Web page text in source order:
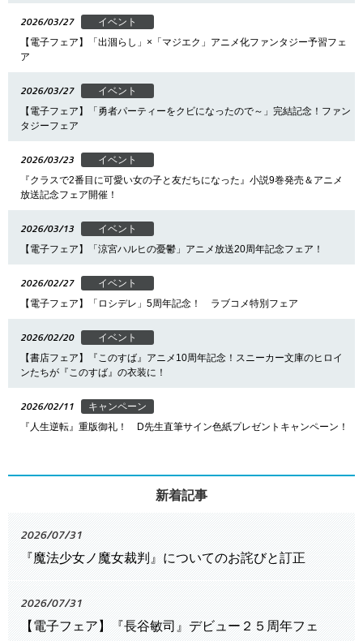
2026/03/27
イベント
【電子フェア】「出涸らし」×「マジエク」アニメ化ファンタジー予習フェ
ア
2026/03/27
イベント
【電子フェア】「勇者パーティーをクビになったので～」完結記念！ファン
タジーフェア
2026/03/23
イベント
『クラスで2番目に可愛い女の子と友だちになった』小説9巻発売＆アニメ
放送記念フェア開催！
2026/03/13
イベント
【電子フェア】「涼宮ハルヒの憂鬱」アニメ放送20周年記念フェア！
2026/02/27
イベント
【電子フェア】「ロシデレ」5周年記念！ ラブコメ特別フェア
2026/02/20
イベント
【書店フェア】『このすば』アニメ10周年記念！スニーカー文庫のヒロイ
ンたちが『このすば』の衣装に！
2026/02/11
キャンペーン
『人生逆転』重版御礼！ D先生直筆サイン色紙プレゼントキャンペーン！
新着記事
2026/07/31
『魔法少女ノ魔女裁判』についてのお詫びと訂正
2026/07/31
【電子フェア】『長谷敏司』デビュー２５周年フェ